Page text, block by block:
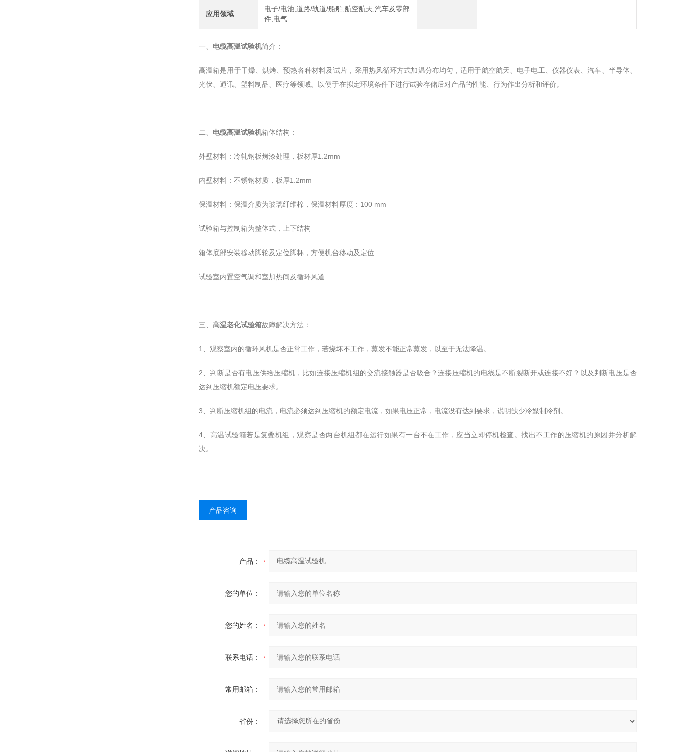
应用领域
电子/电池,道路/轨道/船舶,航空航天,汽车及零部
件,电气
一、 电缆高温试验机简介：
高温箱是用于干燥、烘烤、预热各种材料及试片，采用热风循环方式加温分布均匀，适用于航空航天、电子电工、仪器仪表、汽车、半导体、
光伏、通讯、塑料制品、医疗等领域。以便于在拟定环境条件下进行试验存储后对产品的性能、行为作出分析和评价。
二、 电缆高温试验机箱体结构：
外壁材料：冷轧钢板烤漆处理，板材厚1.2mm
内壁材料：不锈钢材质，板厚1.2mm
保温材料：保温介质为玻璃纤维棉，保温材料厚度：100 mm
试验箱与控制箱为整体式，上下结构
箱体底部安装移动脚轮及定位脚杯，方便机台移动及定位
试验室内置空气调和室加热间及循环风道
三、 高温老化试验箱故障解决方法：
1、观察室内的循环风机是否正常工作，若烧坏不工作，蒸发不能正常蒸发，以至于无法降温。
2、判断是否有电压供给压缩机，比如连接压缩机组的交流接触器是否吸合？连接压缩机的电线是不断裂断开或连接不好？以及判断电压是否
达到压缩机额定电压要求。
3、判断压缩机组的电流，电流必须达到压缩机的额定电流，如果电压正常，电流没有达到要求，说明缺少冷媒制冷剂。
4、高温试验箱若是复叠机组，观察是否两台机组都在运行如果有一台不在工作，应当立即停机检查。找出不工作的压缩机的原因并分析解
决。
产品咨询
产品：
您的单位：
您的姓名：
联系电话：
常用邮箱：
省份：